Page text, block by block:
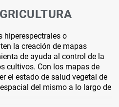
hiperespectrales o
la creación de mapas
de ayuda al control de la
cultivos. Con los mapas de
el estado de salud vegetal de
del mismo a lo largo de